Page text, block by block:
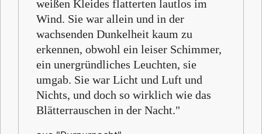
weißen Kleides flatterten lautlos im
Wind. Sie war allein und in der
wachsenden Dunkelheit kaum zu
erkennen, obwohl ein leiser Schimmer,
ein unergründliches Leuchten, sie
umgab. Sie war Licht und Luft und
Nichts, und doch so wirklich wie das
Blätterrauschen in der Nacht."